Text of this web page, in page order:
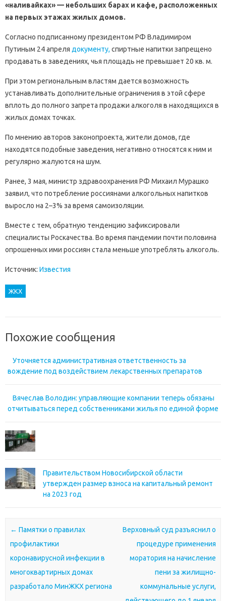
«наливайках» — небольших барах и кафе, расположенных
на первых этажах жилых домов.
Согласно подписанному президентом РФ Владимиром
Путиным 24 апреля документу, спиртные напитки запрещено
продавать в заведениях, чья площадь не превышает 20 кв. м.
При этом региональным властям дается возможность
устанавливать дополнительные ограничения в этой сфере
вплоть до полного запрета продажи алкоголя в находящихся в
жилых домах точках.
По мнению авторов законопроекта, жители домов, где
находятся подобные заведения, негативно относятся к ним и
регулярно жалуются на шум.
Ранее, 3 мая, министр здравоохранения РФ Михаил Мурашко
заявил, что потребление россиянами алкогольных напитков
выросло на 2–3% за время самоизоляции.
Вместе с тем, обратную тенденцию зафиксировали
специалисты Роскачества. Во время пандемии почти половина
опрошенных ими россиян стала меньше употреблять алкоголь.
Источник: Известия
ЖКХ
Похожие сообщения
Уточняется административная ответственность за
вождение под воздействием лекарственных препаратов
Вячеслав Володин: управляющие компании теперь обязаны
отчитываться перед собственниками жилья по единой форме
Правительством Новосибирской области
утвержден размер взноса на капитальный ремонт
на 2023 год
Почтовая навигация
← Памятки о правилах
профилактики
коронавирусной инфекции в
многоквартирных домах
разработало МинЖКХ региона
Верховный суд разъяснил о
процедуре применения
моратория на начисление
пени за жилищно-
коммунальные услуги,